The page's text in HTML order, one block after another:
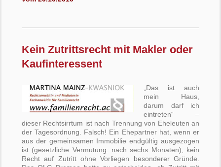
Kein Zutrittsrecht mit Makler oder
Kaufinteressent
„Das ist auch
mein Haus,
darum darf ich
eintreten“ –
dieser Rechtsirrtum ist nach Trennung von Eheleuten an
der Tagesordnung. Falsch! Ein Ehepartner hat, wenn er
aus der gemeinsamen Immobilie endgültig ausgezogen
ist (gesetzliche Vermutung: nach sechs Monaten), kein
Recht auf Zutritt ohne Vorliegen besonderer Gründe.